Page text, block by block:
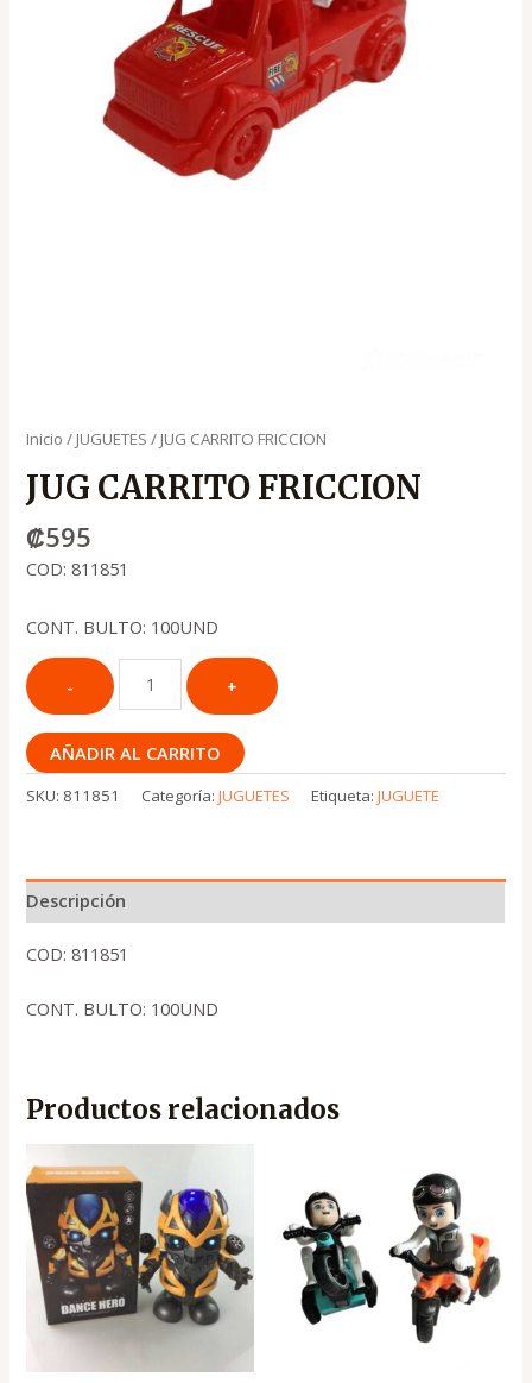
Inicio / JUGUETES / JUG CARRITO FRICCION
JUG CARRITO FRICCION
₡595
COD: 811851
CONT. BULTO: 100UND
AÑADIR AL CARRITO
SKU: 811851 Categoría:JUGUETES Etiqueta:JUGUETE
Descripción
COD: 811851
CONT. BULTO: 100UND
Productos relacionados
precio
original
era:
.
₡5,950
precio
actual
es:
₡3,950